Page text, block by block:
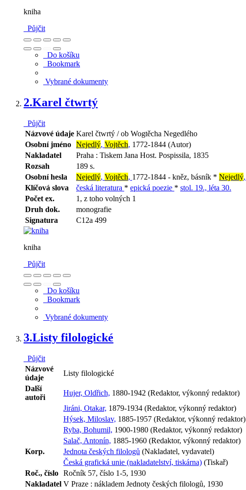
kniha
Půjčit
Do košíku
Bookmark
Vybrané dokumenty
2.Karel čtwrtý
Půjčit
Názvové údaje Karel čtwrtý / ob Wogtěcha Negedlého
Osobní jméno Nejedlý, Vojtěch, 1772-1844 (Autor)
Nakladatel
Praha : Tiskem Jana Host. Pospissila, 1835
Rozsah
189 s.
Osobní hesla
Nejedlý, Vojtěch, 1772-1844 - kněz, básník * Nejedlý,
Klíčová slova
česká literatura * epická poezie * stol. 19., léta 30.
Počet ex.
1, z toho volných 1
Druh dok.
monografie
Signatura
C12a 499
kniha
Půjčit
Do košíku
Bookmark
Vybrané dokumenty
3.Listy filologické
Půjčit
Názvové
údaje
Listy filologické
Další
autoři
Hujer, Oldřich, 1880-1942 (Redaktor, výkonný redaktor)
Jiráni, Otakar, 1879-1934 (Redaktor, výkonný redaktor)
Hýsek, Miloslav, 1885-1957 (Redaktor, výkonný redaktor)
Ryba, Bohumil, 1900-1980 (Redaktor, výkonný redaktor)
Salač, Antonín, 1885-1960 (Redaktor, výkonný redaktor)
Korp.
Jednota českých filologů (Nakladatel, vydavatel)
Česká grafická unie (nakladatelství, tiskárna) (Tiskař)
Roč., číslo Ročník 57, číslo 1-5, 1930
Nakladatel V Praze : nákladem Jednoty českých filologů, 1930